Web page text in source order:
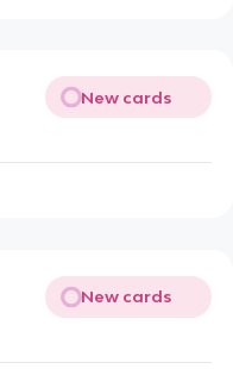
New cards
New cards